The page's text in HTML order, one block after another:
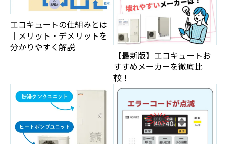
エコキュートの仕組みとは
｜メリット・デメリットを
分かりやすく解説
【最新版】エコキュートお
すすめメーカーを徹底比
較！